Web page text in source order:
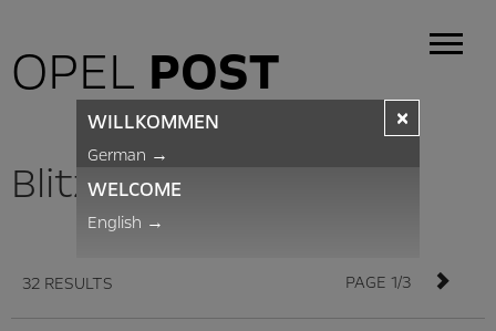
OPEL POST
BlitzNews
32 RESULTS PAGE 1/3
×
WILLKOMMEN
German →
WELCOME
English →